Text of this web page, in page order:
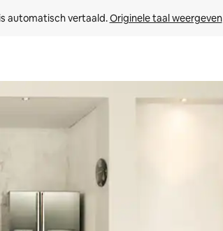
automatisch vertaald. Originele taal weergeven